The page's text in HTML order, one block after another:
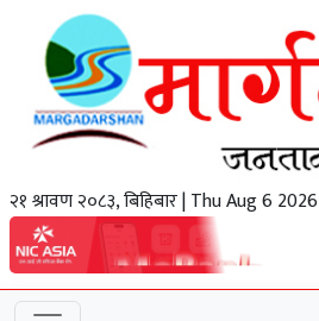
२१ श्रावण २०८३, बिहिबार | Thu Aug 6 2026